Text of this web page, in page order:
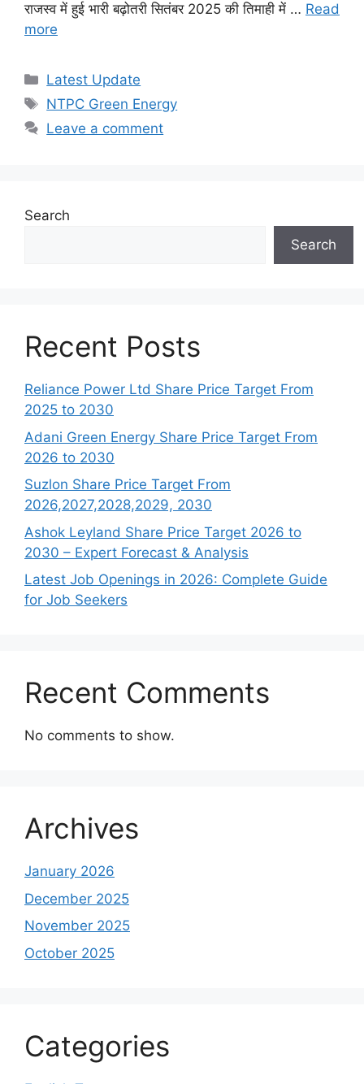
राजस्व में हुई भारी बढ़ोतरी सितंबर 2025 की तिमाही में … Read
more
Categories
Latest Update
Tags
NTPC Green Energy
Leave a comment
Search
Search
Recent Posts
Reliance Power Ltd Share Price Target From
2025 to 2030
Adani Green Energy Share Price Target From
2026 to 2030
Suzlon Share Price Target From
2026,2027,2028,2029, 2030
Ashok Leyland Share Price Target 2026 to
2030 – Expert Forecast & Analysis
Latest Job Openings in 2026: Complete Guide
for Job Seekers
Recent Comments
No comments to show.
Archives
January 2026
December 2025
November 2025
October 2025
Categories